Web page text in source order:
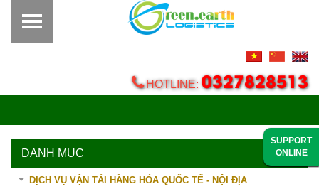
HOTLINE: 0327828513
SUPPORT
ONLINE
DANH MỤC
DỊCH VỤ VẬN TẢI HÀNG HÓA QUỐC TẾ - NỘI ĐỊA